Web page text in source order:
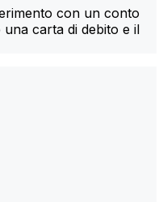
con un conto
carta di debito e il